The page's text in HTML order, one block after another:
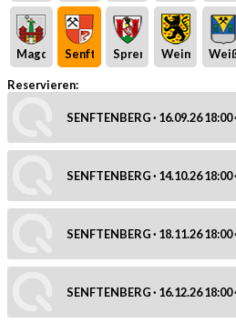
MagdeburgSenftenbergSprembergWeimar
Reservieren:
SENFTENBERG · 16.09.26
SENFTENBERG · 14.10.26
SENFTENBERG · 18.11.26
SENFTENBERG · 16.12.26